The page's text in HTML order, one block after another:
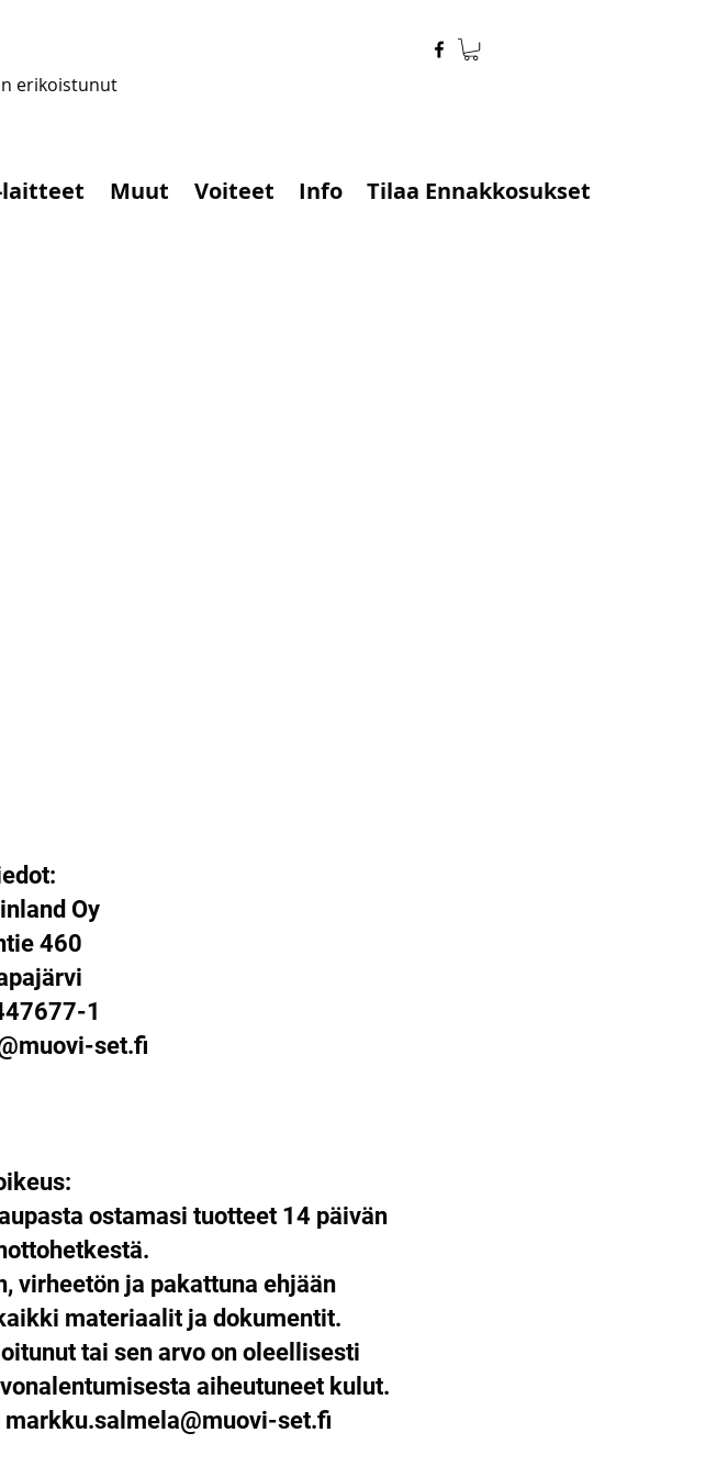
erikoistunut
laitteet Muut Voiteet Info Tilaa Ennakkosukset
Oy
460
1
set.fi
ostamasi tuotteet 14 päivän
virheetön ja pakattuna ehjään
materiaalit ja dokumentit.
tai sen arvo on oleellisesti
aiheutuneet kulut.
markku.salmela@muovi-set.fi